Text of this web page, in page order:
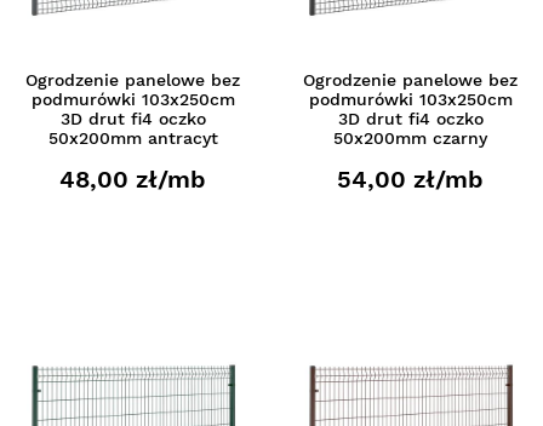
Ogrodzenie panelowe bez
podmurówki 103x250cm
3D drut fi4 oczko
50x200mm antracyt
48,00 zł/mb
Ogrodzenie panelowe bez
podmurówki 103x250cm
3D drut fi4 oczko
50x200mm czarny
54,00 zł/mb